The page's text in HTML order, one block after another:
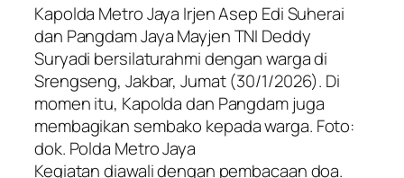
Kapolda Metro Jaya Irjen Asep Edi Suherai
dan Pangdam Jaya Mayjen TNI Deddy
Suryadi bersilaturahmi dengan warga di
Srengseng, Jakbar, Jumat (30/1/2026). Di
momen itu, Kapolda dan Pangdam juga
membagikan sembako kepada warga. Foto:
dok. Polda Metro Jaya
Kegiatan diawali dengan pembacaan doa.